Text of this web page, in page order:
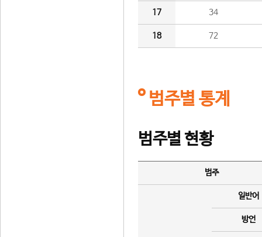
17 34
18 72
범주별 통계
범주별 현황
범주
일반어
방언